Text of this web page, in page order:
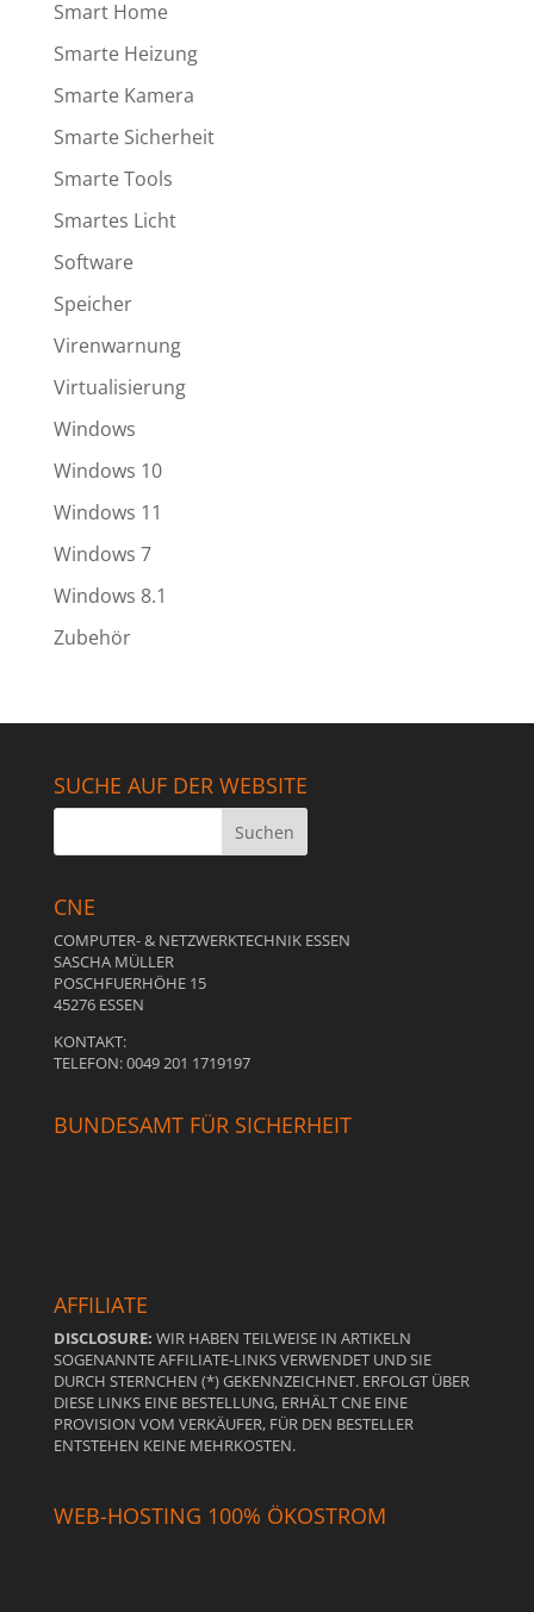
Smart Home
Smarte Heizung
Smarte Kamera
Smarte Sicherheit
Smarte Tools
Smartes Licht
Software
Speicher
Virenwarnung
Virtualisierung
Windows
Windows 10
Windows 11
Windows 7
Windows 8.1
Zubehör
SUCHE AUF DER WEBSITE
CNE
COMPUTER- & NETZWERKTECHNIK ESSEN
SASCHA MÜLLER
POSCHFUERHÖHE 15
45276 ESSEN
KONTAKT:
TELEFON: 0049 201 1719197
BUNDESAMT FÜR SICHERHEIT
AFFILIATE
DISCLOSURE: WIR HABEN TEILWEISE IN ARTIKELN
SOGENANNTE AFFILIATE-LINKS VERWENDET UND SIE
DURCH STERNCHEN (*) GEKENNZEICHNET. ERFOLGT ÜBER
DIESE LINKS EINE BESTELLUNG, ERHÄLT CNE EINE
PROVISION VOM VERKÄUFER, FÜR DEN BESTELLER
ENTSTEHEN KEINE MEHRKOSTEN.
WEB-HOSTING 100% ÖKOSTROM